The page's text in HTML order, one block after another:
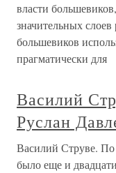
власти
значительных
большевиков
прагматически для
Василий
Руслан
Василий Струве. По
было еще и